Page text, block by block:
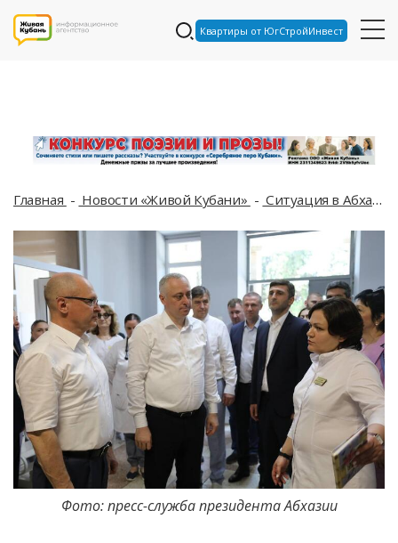
Квартиры от ЮгСтройИнвест
Главная Новости «Живой Кубани» Ситуация в Абхазии
Фото: пресс-служба президента Абхазии